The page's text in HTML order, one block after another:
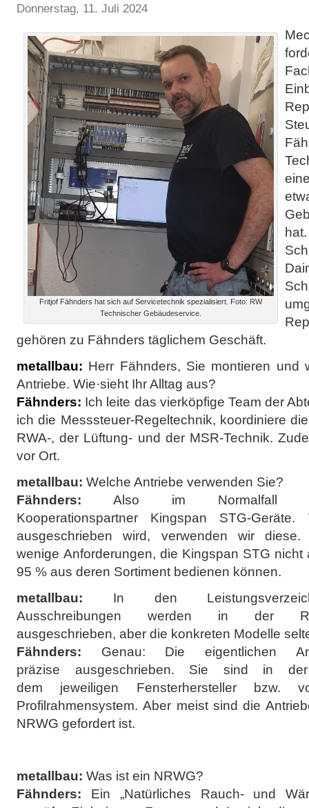
Donnerstag, 11. Juli 2024
Fritjof Fähnders hat sich auf Servicetechnik spezialisiert. Foto: RW
Technischer Gebäudeservice.
gehören zu Fähnders täglichem Geschäft.
metallbau: Herr Fähnders, Sie montieren und
Antriebe. Wie·sieht Ihr Alltag aus?
Fähnders: Ich leite das vierköpfige Team der
ich die Messsteuer-Regeltechnik, koordiniere
RWA-, der Lüftung- und der MSR-Technik.
vor Ort.
metallbau: Welche Antriebe verwenden Sie?
Fähnders: Also im Normalfall
Kooperationspartner Kingspan STG-
ausgeschrieben wird, verwenden wir
wenige Anforderungen, die Kingspan STG nicht
95 % aus deren Sortiment bedienen können.
metallbau: In den
Ausschreibungen werden in der
ausgeschrieben, aber die konkreten Modelle
Fähnders: Genau: Die eigentlichen
präzise ausgeschrieben. Sie sind in
dem jeweiligen Fensterhersteller bzw.
Profilrahmensystem. Aber meist sind die
NRWG gefordert ist.
metallbau: Was ist ein NRWG?
Fähnders: Ein „Natürliches Rauch- und